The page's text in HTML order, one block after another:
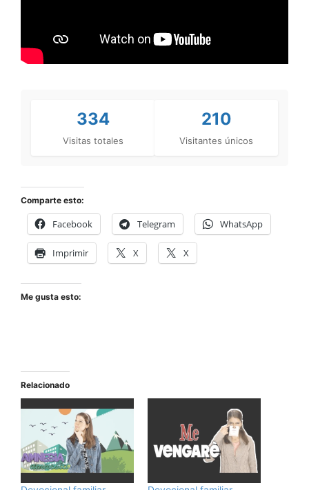
334
Visitas totales
210
Visitantes únicos
Comparte esto:
Facebook Telegram WhatsApp
Imprimir X X
Me gusta esto:
Relacionado